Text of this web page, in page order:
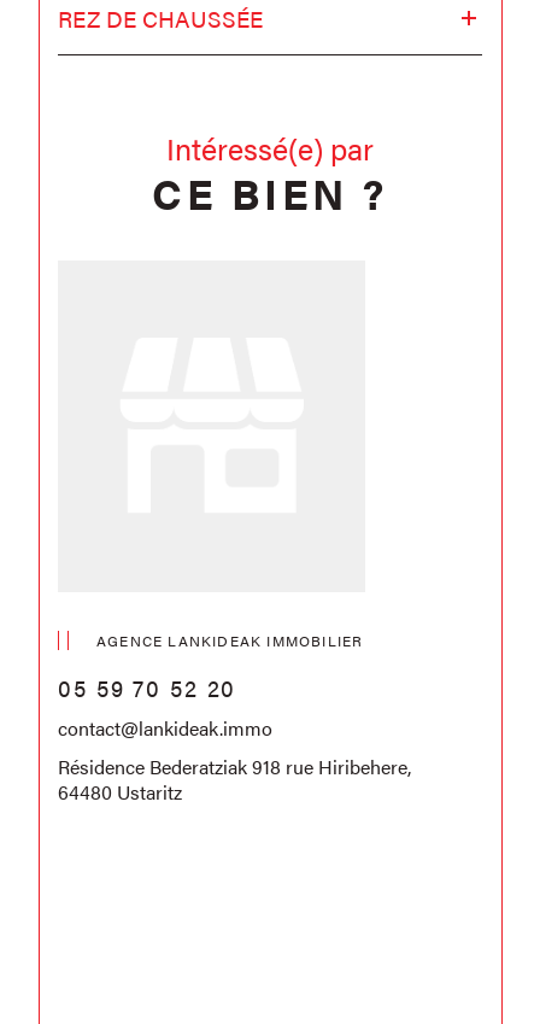
REZ DE CHAUSSÉE
Intéressé(e) par
CE BIEN ?
AGENCE LANKIDEAK IMMOBILIER
05 59 70 52 20
contact@lankideak.immo
Résidence Bederatziak 918 rue Hiribehere,
64480 Ustaritz